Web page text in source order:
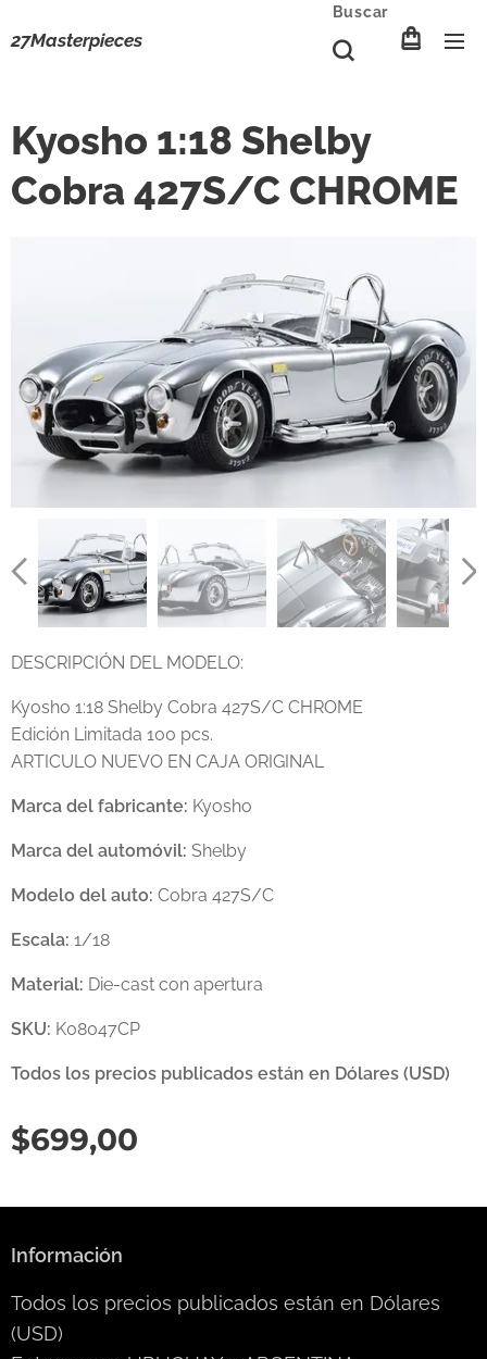
27Masterpieces
Buscar
Kyosho 1:18 Shelby
Cobra 427S/C CHROME
DESCRIPCIÓN DEL MODELO:
Kyosho 1:18 Shelby Cobra 427S/C CHROME
Edición Limitada 100 pcs.
ARTICULO NUEVO EN CAJA ORIGINAL
Marca del fabricante: Kyosho
Marca del automóvil: Shelby
Modelo del auto: Cobra 427S/C
Escala: 1/18
Material: Die-cast con apertura
SKU: K08047CP
Todos los precios publicados están en Dólares (USD)
$699,00
Información
Todos los precios publicados están en Dólares
(USD)